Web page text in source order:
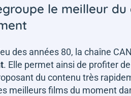
le meilleur
des années 80, la chaîne
. Elle permet ainsi de profiter
du contenu très
meilleurs films du moment